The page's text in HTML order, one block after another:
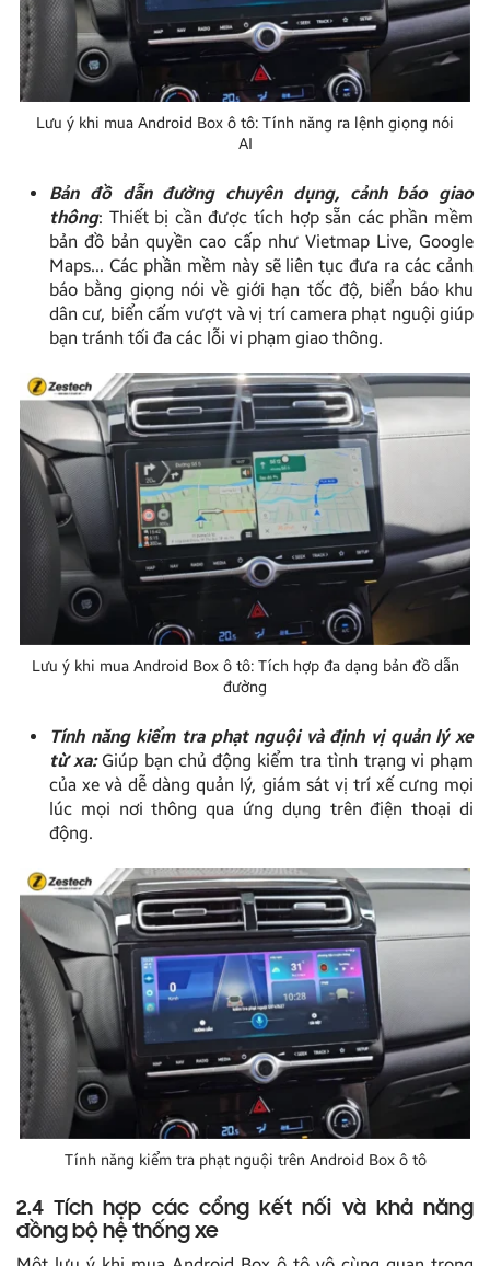
Lưu ý khi mua Android Box ô tô: Tính năng ra lệnh giọng nói
AI
Bản đồ dẫn đường chuyên dụng, cảnh báo giao
thông: Thiết bị cần được tích hợp sẵn các phần mềm
bản đồ bản quyền cao cấp như Vietmap Live, Google
Maps… Các phần mềm này sẽ liên tục đưa ra các cảnh
báo bằng giọng nói về giới hạn tốc độ, biển báo khu
dân cư, biển cấm vượt và vị trí camera phạt nguội giúp
bạn tránh tối đa các lỗi vi phạm giao thông.
Lưu ý khi mua Android Box ô tô: Tích hợp đa dạng bản đồ dẫn
đường
Tính năng kiểm tra phạt nguội và định vị quản lý xe
từ xa:Giúp bạn chủ động kiểm tra tình trạng vi phạm
của xe và dễ dàng quản lý, giám sát vị trí xế cưng mọi
lúc mọi nơi thông qua ứng dụng trên điện thoại di
động.
Tính năng kiểm tra phạt nguội trên Android Box ô tô
2.4 Tích hợp các cổng kết nối và khả năng
đồng bộ hệ thống xe